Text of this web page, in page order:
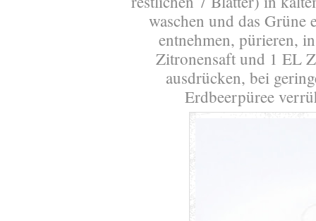
waschen und das Grüne
entnehmen, pürieren,
Zitronensaft und 1 EL
ausdrücken, bei
Erdbeerpüree